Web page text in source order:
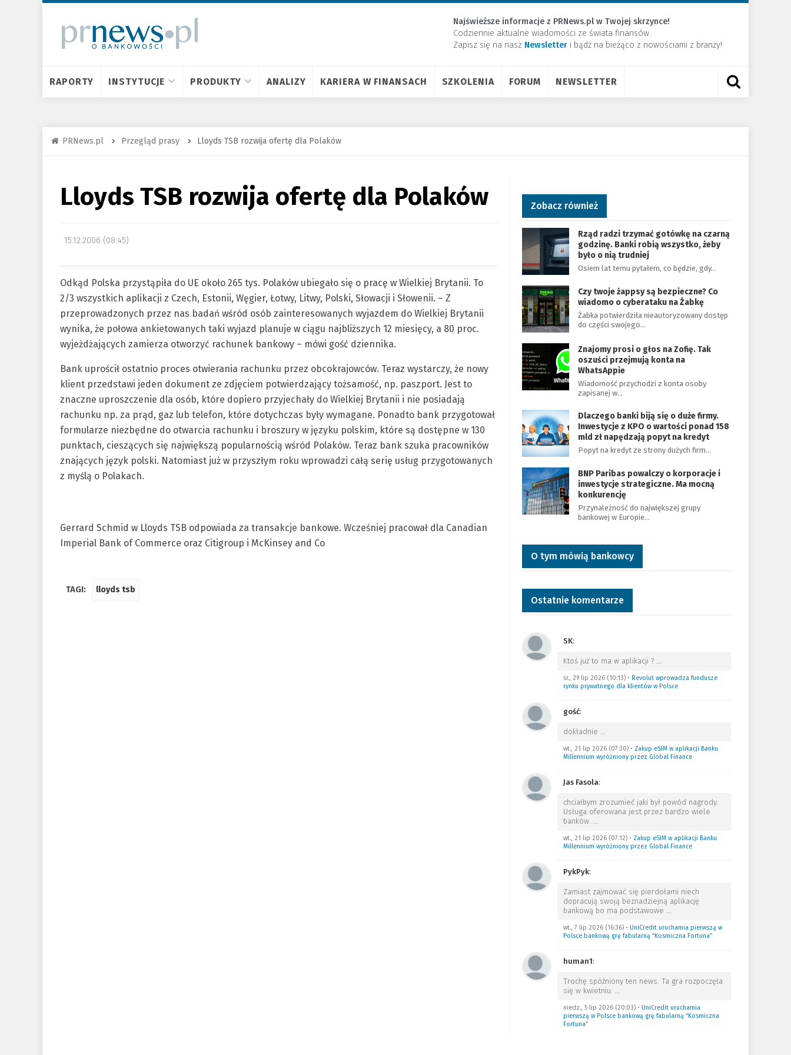
Najświeższe informacje z PRNews.pl w Twojej skrzynce!
Codziennie aktualne wiadomości ze świata finansów.
Zapisz się na nasz Newsletter ​i bądź na bieżąco z nowościami z branży!
RAPORTY INSTYTUCJE PRODUKTY ANALIZY KARIERA W FINANSACH SZKOLENIA FORUM NEWSLETTER
PRNews.pl Przegląd prasy Lloyds TSB rozwija ofertę dla Polaków
Lloyds TSB rozwija ofertę dla Polaków
15.12.2006 (08:45)
Odkąd Polska przystąpiła do UE około 265 tys. Polaków ubiegało się o pracę w Wielkiej Brytanii. To
2/3 wszystkich aplikacji z Czech, Estonii, Węgier, Łotwy, Litwy, Polski, Słowacji i Słowenii. – Z
przeprowadzonych przez nas badań wśród osób zainteresowanych wyjazdem do Wielkiej Brytanii
wynika, że połowa ankietowanych taki wyjazd planuje w ciągu najbliższych 12 miesięcy, a 80 proc.
wyjeżdżających zamierza otworzyć rachunek bankowy – mówi gość dziennika.
Bank uprościł ostatnio proces otwierania rachunku przez obcokrajowców. Teraz wystarczy, że nowy
klient przedstawi jeden dokument ze zdjęciem potwierdzający tożsamość, np. paszport. Jest to
znaczne uproszczenie dla osób, które dopiero przyjechały do Wielkiej Brytanii i nie posiadają
rachunku np. za prąd, gaz lub telefon, które dotychczas były wymagane. Ponadto bank przygotował
formularze niezbędne do otwarcia rachunku i broszury w języku polskim, które są dostępne w 130
punktach, cieszących się największą popularnością wśród Polaków. Teraz bank szuka pracowników
znających język polski. Natomiast już w przyszłym roku wprowadzi całą serię usług przygotowanych
z myślą o Polakach.
Gerrard Schmid w Lloyds TSB odpowiada za transakcje bankowe. Wcześniej pracował dla Canadian
Imperial Bank of Commerce oraz Citigroup i McKinsey and Co
TAGI: lloyds tsb
Zobacz również
Rząd radzi trzymać gotówkę na czarną
godzinę. Banki robią wszystko, żeby
było o nią trudniej
Osiem lat temu pytałem, co będzie, gdy…
Czy twoje żappsy są bezpieczne? Co
wiadomo o cyberataku na Żabkę
Żabka potwierdziła nieautoryzowany dostęp
do części swojego…
Znajomy prosi o głos na Zofię. Tak
oszuści przejmują konta na
WhatsAppie
Wiadomość przychodzi z konta osoby
zapisanej w…
Dlaczego banki biją się o duże firmy.
Inwestycje z KPO o wartości ponad 158
mld zł napędzają popyt na kredyt
Popyt na kredyt ze strony dużych firm…
BNP Paribas powalczy o korporacje i
inwestycje strategiczne. Ma mocną
konkurencję
Przynależność do największej grupy
bankowej w Europie…
O tym mówią bankowcy
Ostatnie komentarze
SK:
Ktoś już to ma w aplikacji ? …
śr., 29 lip 2026 (10:13)• Revolut wprowadza fundusze
rynku prywatnego dla klientów w Polsce
gość:
dokładnie …
wt., 21 lip 2026 (07:30)• Zakup eSIM w aplikacji Banku
Millennium wyróżniony przez Global Finance
Jas Fasola:
chciałbym zrozumieć jaki był powód nagrody.
Usługa oferowana jest przez bardzo wiele
banków. …
wt., 21 lip 2026 (07:12)• Zakup eSIM w aplikacji Banku
Millennium wyróżniony przez Global Finance
PykPyk:
Zamiast zajmować się pierdołami niech
dopracują swoją beznadziejną aplikację
bankową bo ma podstawowe …
wt., 7 lip 2026 (16:36)• UniCredit uruchamia pierwszą w
Polsce bankową grę fabularną “Kosmiczna Fortuna”
human1:
Trochę spóźniony ten news. Ta gra rozpoczęła
się w kwietniu. …
niedz., 5 lip 2026 (20:03)• UniCredit uruchamia
pierwszą w Polsce bankową grę fabularną “Kosmiczna
Fortuna”